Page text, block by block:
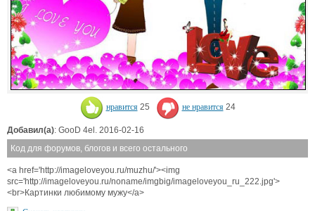
нравится 25 не нравится 24
Добавил(а): GooD 4el. 2016-02-16
Код для форумов, блогов и всего остального
<a href='http://imageloveyou.ru/muzhu/'><img
src='http://imageloveyou.ru/noname/imgbig/imageloveyou_ru_222.jpg'>
<br>Картинки любимому мужу</a>